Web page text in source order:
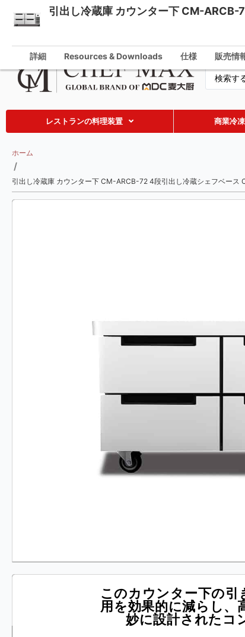
Japanese
German
French
Arabic
Turkish
Thai
レストランの料理装置 商業冷凍
ホーム
/
引出し冷蔵庫 カウンター下 CM-ARCB-72 4段引出し冷蔵シェフベース
このカウンター下の引
用を効果的に減らし、
妙に設計されたコ
引出し冷蔵庫 カウンター下 CM-
詳細 Resources & Downloads 仕様 販売情